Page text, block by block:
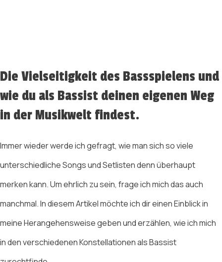
Die Vielseitigkeit des Bassspielens und
wie du als Bassist deinen eigenen Weg
in der Musikwelt findest.
Immer wieder werde ich gefragt, wie man sich so viele
unterschiedliche Songs und Setlisten denn überhaupt
merken kann. Um ehrlich zu sein, frage ich mich das auch
manchmal. In diesem Artikel möchte ich dir einen Einblick in
meine Herangehensweise geben und erzählen, wie ich mich
in den verschiedenen Konstellationen als Bassist